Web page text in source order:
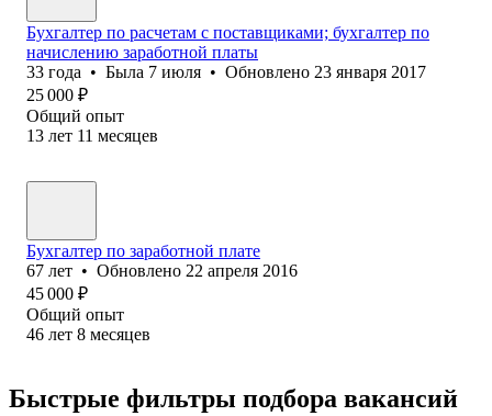
Бухгалтер по расчетам с поставщиками; бухгалтер по
начислению заработной платы
33 года • Была 7 июля • Обновлено 23 января 2017
25 000 ₽
Общий опыт
13 лет 11 месяцев
Бухгалтер по заработной плате
67 лет • Обновлено 22 апреля 2016
45 000 ₽
Общий опыт
46 лет 8 месяцев
Быстрые фильтры подбора вакансий